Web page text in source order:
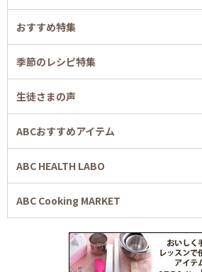
おすすめ特集
季節のレシピ特集
生徒さまの声
ABCおすすめアイテム
ABC HEALTH LABO
ABC Cooking MARKET